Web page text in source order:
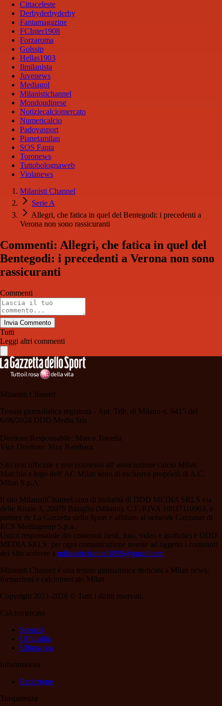
Cittaceleste
Derbyderbyderby
Fantamagazine
FCInter1908
Forzaroma
Golssip
Hellas1903
Ilmilanista
Juvenews
Mediagol
Milanistichannel
Mondoudinese
Notiziecalciomercato
Numericalcio
Padovasport
Pianetamilan
SOS Fanta
Toronews
Tuttobolognaweb
Violanews
Milanisti Channel
Serie A
Allegri, che fatica in quel del Bentegodi: i precedenti a
Verona non sono rassicuranti
Commenti: Allegri, che fatica in quel del
Bentegodi: i precedenti a Verona non sono
rassicuranti
Commenti
Invia Commento
Tutti
Leggi altri commenti
Milanisti Channel
Testata giornalistica registrata - Aut. Trib. di Milano n. 6415 del
6/06/2024 DDD Media Srls
Direttore Responsabile: Marco Torretta
Vice Direttore: Max Bambara.
Sito non ufficiale e non connesso all' associazione calcio Milan.
Marchio e logo dell' AC Milan sono di esclusiva proprietà di A.C.
Milan S.p.A.
Il sito MilanistiChannel.com di titolarità di DDD MEDIA SRLS via
delle Risaie 3, 20079 Basiglio (Milano), C.F./P.IVA 10837110963, è
partner de La Gazzetta dello Sport e affiliato al network Gazzanet di
RCS Mediagroup S.p.a..
Unico responsabile dei contenuti (testi, foto, video e grafiche) è DDD
MEDIA SRLS; per ogni comunicazione avente ad oggetto i contenuti
del Sito scrivere a milanistichannel1899@gmail.com
Milanisti Channel è una testata giornalistica dedicata a Milan news,
formazioni e calciomercato Milan
Copyright 2021-2026 © Tutti i diritti riservati.
Calciomercato
Scenari
Ufficialità
Ultima ora
Informazioni
Redazione
Trasparenza